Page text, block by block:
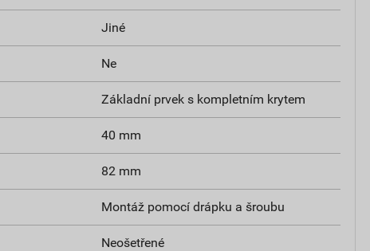
Jiné
Ne
Základní prvek s kompletním krytem
40 mm
82 mm
Montáž pomocí drápku a šroubu
Neošetřené